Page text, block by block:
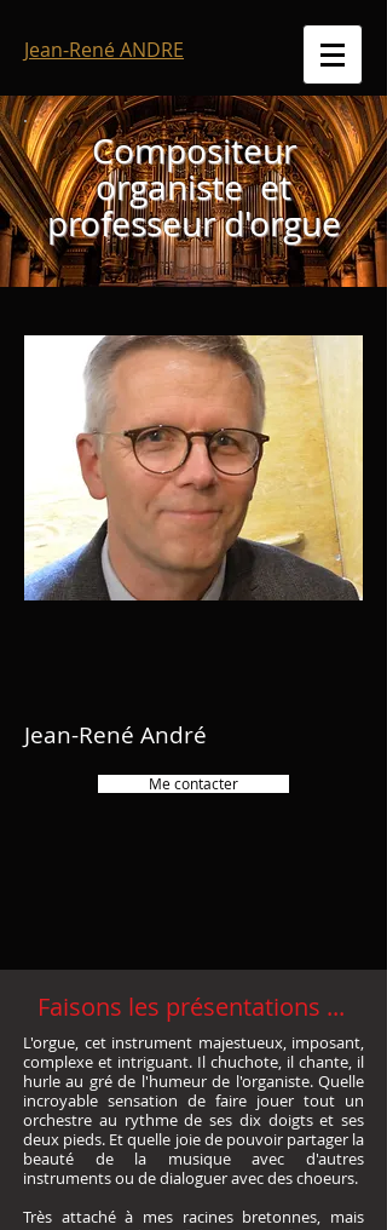
Jean-René ANDRE
Compositeur
organiste et
professeur d'orgue
Jean-René André
Me contacter
Faisons les présentations ...
L'orgue, cet instrument majestueux, imposant,
complexe et intriguant. Il chuchote, il chante, il
hurle au gré de l'humeur de l'organiste. Quelle
incroyable sensation de faire jouer tout un
orchestre au rythme de ses dix doigts et ses
deux pieds. Et quelle joie de pouvoir partager la
beauté de la musique avec d'autres
instruments ou de dialoguer avec des choeurs.
Très attaché à mes racines bretonnes, mais